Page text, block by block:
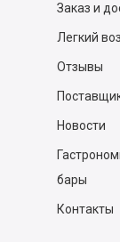
Заказ и
Легкий
Отзывы
Новости
бары
Контакты